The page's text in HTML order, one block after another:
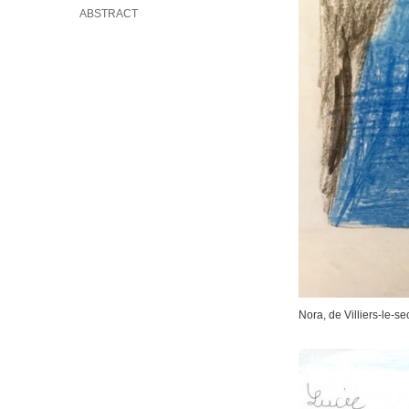
ABSTRACT
Nora, de Villiers-le-